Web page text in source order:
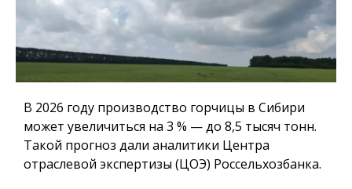
В 2026 году производство горчицы в Сибири
может увеличиться на 3 % — до 8,5 тысяч тонн.
Такой прогноз дали аналитики Центра
отраслевой экспертизы (ЦОЭ) Россельхозбанка.